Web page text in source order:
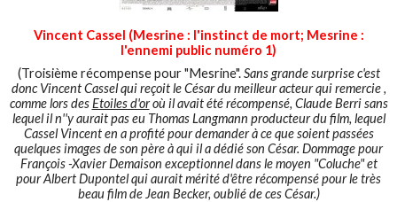
Vincent Cassel (Mesrine : l'instinct de mort; Mesrine :
l'ennemi public numéro 1)
(Troisième récompense pour "Mesrine".Sans grande surprise c'est
donc Vincent Cassel qui reçoit le César du meilleur acteur qui remercie ,
comme lors desEtoiles d'oroù il avait été récompensé, Claude Berri sans
lequel il n''y aurait pas eu Thomas Langmann producteur du film, lequel
Cassel Vincent en a profité pour demander à ce que soient passées
quelques images de son père à qui il a dédié son César. Dommage pour
François -Xavier Demaison exceptionnel dans le moyen "Coluche" et
pour Albert Dupontel qui aurait mérité d'être récompensé pour le très
beau film de Jean Becker, oublié de ces César.)